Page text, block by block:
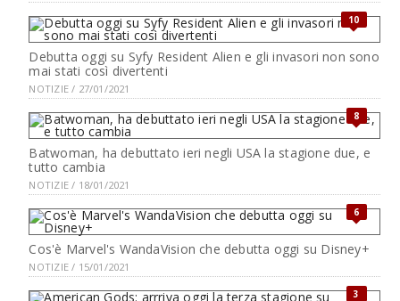
10
Debutta oggi su Syfy Resident Alien e gli invasori non sono
mai stati così divertenti
NOTIZIE / 27/01/2021
8
Batwoman, ha debuttato ieri negli USA la stagione due, e
tutto cambia
NOTIZIE / 18/01/2021
6
Cos'è Marvel's WandaVision che debutta oggi su Disney+
NOTIZIE / 15/01/2021
3